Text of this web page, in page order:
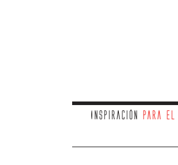
Inspiración para el